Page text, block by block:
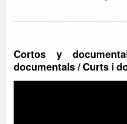
Cortos y
documentals / Curts i